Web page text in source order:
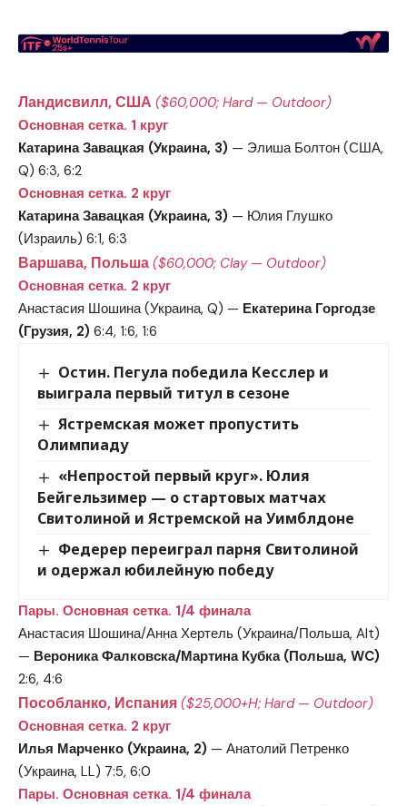
Ландисвилл, США ($60,000; Hard — Outdoor)
Основная сетка. 1 круг
Катарина Завацкая (Украина, 3) — Элиша Болтон (США,
Q) 6:3, 6:2
Основная сетка. 2 круг
Катарина Завацкая (Украина, 3) — Юлия Глушко
(Израиль) 6:1, 6:3
Варшава, Польша ($60,000; Clay — Outdoor)
Основная сетка. 2 круг
Анастасия Шошина (Украина, Q) — Екатерина Горгодзе
(Грузия, 2) 6:4, 1:6, 1:6
Остин. Пегула победила Кесслер и
выиграла первый титул в сезоне
Ястремская может пропустить
Олимпиаду
«Непростой первый круг». Юлия
Бейгельзимер — о стартовых матчах
Свитолиной и Ястремской на Уимблдоне
Федерер переиграл парня Свитолиной
и одержал юбилейную победу
Пары. Основная сетка. 1/4 финала
Анастасия Шошина/Анна Хертель (Украина/Польша, Alt)
— Вероника Фалковска/Мартина Кубка (Польша, WC)
2:6, 4:6
Пособланко, Испания ($25,000+Н; Hard — Outdoor)
Основная сетка. 2 круг
Илья Марченко (Украина, 2) — Анатолий Петренко
(Украина, LL) 7:5, 6:0
Пары. Основная сетка. 1/4 финала